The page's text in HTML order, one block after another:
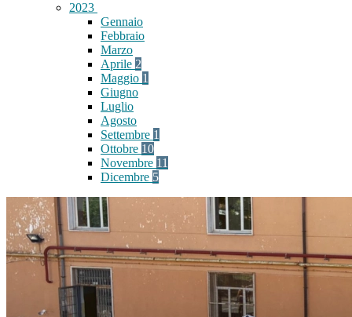
2023
Gennaio
Febbraio
Marzo
Aprile 2
Maggio 1
Giugno
Luglio
Agosto
Settembre 1
Ottobre 10
Novembre 11
Dicembre 5